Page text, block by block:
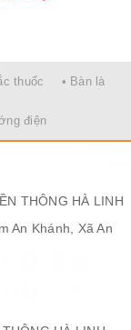
Hàn Quốc, đảm
thuốc • Bàn là
điện
THÔNG HÀ LINH
An Khánh, Xã An